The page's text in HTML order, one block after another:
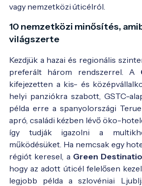
vagy nemzetközi úticélról.
10 nemzetközi minősítés,
világszerte
Kezdjük a hazai és regionális
preferált három rendszerrel. A
kifejezetten a kis- és
helyi panziókra szabott, GSTC-
példa erre a spanyolországi
apró, családi kézben lévő öko-
így tudják igazolni a
működésüket. Ha nemcsak egy
régiót keresel, a Green
hogy az adott úticél felelősen
legjobb példa a szlovéniai